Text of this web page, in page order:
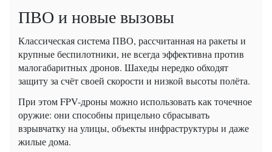
ПВО и новые вызовы
Классическая система ПВО, рассчитанная на ракеты и
крупные беспилотники, не всегда эффективна против
малогабаритных дронов. Шахеды нередко обходят
защиту за счёт своей скорости и низкой высоты полёта.
При этом FPV-дроны можно использовать как точечное
оружие: они способны прицельно сбрасывать
взрывчатку на улицы, объекты инфраструктуры и даже
жилые дома.